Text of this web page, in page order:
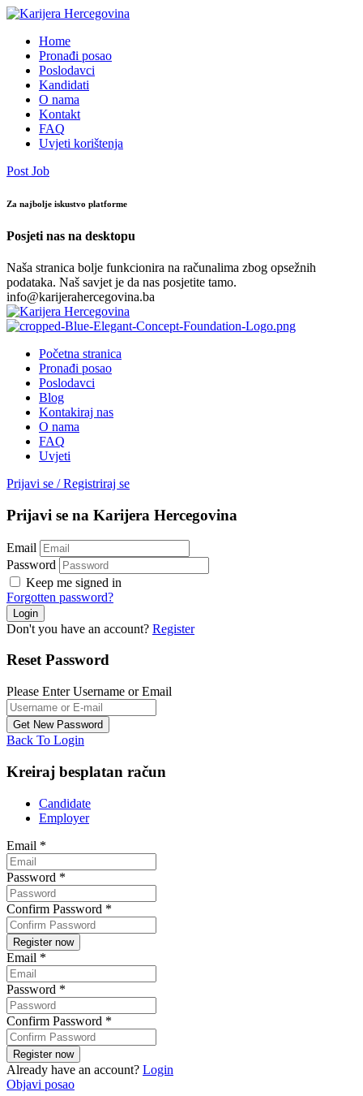
Home
Pronađi posao
Poslodavci
Kandidati
O nama
Kontakt
FAQ
Uvjeti korištenja
Post Job
Za najbolje iskustvo platforme
Posjeti nas na desktopu
Naša stranica bolje funkcionira na računalima zbog opsežnih
podataka. Naš savjet je da nas posjetite tamo.
info@karijerahercegovina.ba
Početna stranica
Pronađi posao
Poslodavci
Blog
Kontakiraj nas
O nama
FAQ
Uvjeti
Prijavi se / Registriraj se
Prijavi se na Karijera Hercegovina
Email
Password
Keep me signed in
Forgotten password?
Don't you have an account? Register
Reset Password
Please Enter Username or Email
Back To Login
Kreiraj besplatan račun
Candidate
Employer
Email *
Password *
Confirm Password *
Email *
Password *
Confirm Password *
Already have an account? Login
Objavi posao